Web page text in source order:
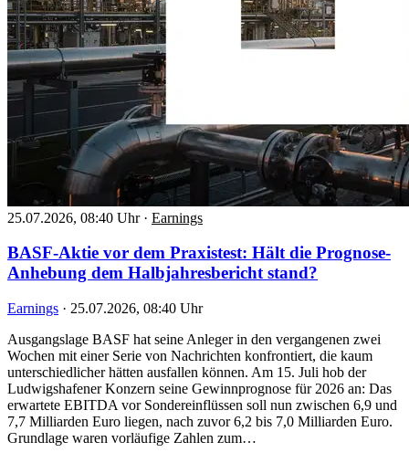
25.07.2026, 08:40 Uhr · Earnings
BASF-Aktie vor dem Praxistest: Hält die Prognose-
Anhebung dem Halbjahresbericht stand?
Earnings · 25.07.2026, 08:40 Uhr
Ausgangslage BASF hat seine Anleger in den vergangenen zwei
Wochen mit einer Serie von Nachrichten konfrontiert, die kaum
unterschiedlicher hätten ausfallen können. Am 15. Juli hob der
Ludwigshafener Konzern seine Gewinnprognose für 2026 an: Das
erwartete EBITDA vor Sondereinflüssen soll nun zwischen 6,9 und
7,7 Milliarden Euro liegen, nach zuvor 6,2 bis 7,0 Milliarden Euro.
Grundlage waren vorläufige Zahlen zum…